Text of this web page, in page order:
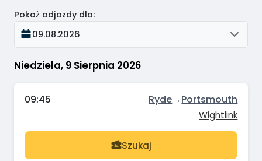
Niedziela, 9 Sierpnia 2026
Pokaż odjazdy dla:
09.08.2026
09:45 Ryde→Portsmouth
Wightlink
Szukaj